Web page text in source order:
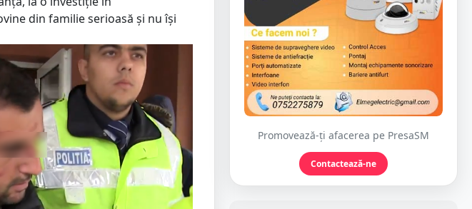
din familie serioasă și nu își
Promovează-ți afacerea pe PresaSM
Contactează-ne